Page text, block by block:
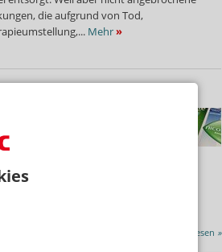
die aufgrund von Tod,
Mehr»
zur Tabakentwöhnung
von den Kassen erstattet.
sind nikotinhaltige nicht
Alle Porträts lesen »